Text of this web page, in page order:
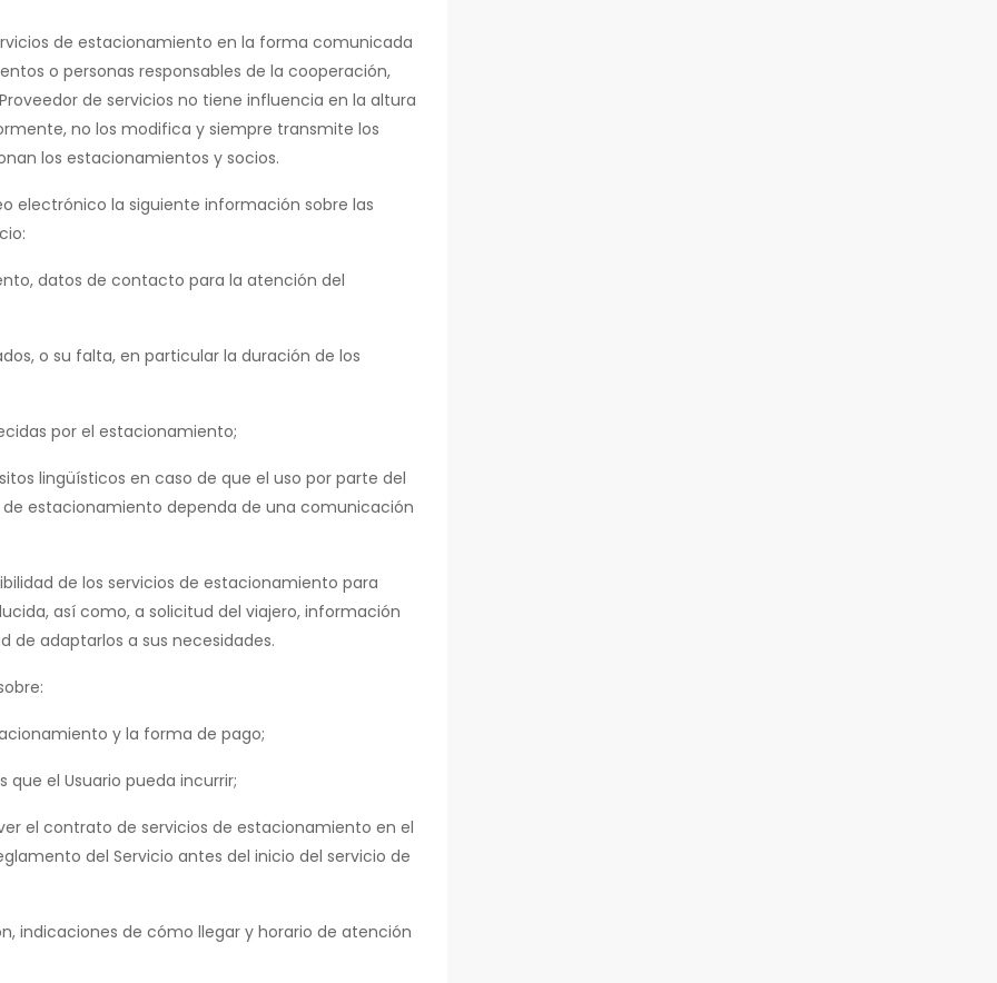
de estacionamiento en la forma comunicada
o personas responsables de la cooperación,
de servicios no tiene influencia en la altura
no los modifica y siempre transmite los
los estacionamientos y socios.
electrónico la siguiente información sobre las
datos de contacto para la atención del
o su falta, en particular la duración de los
por el estacionamiento;
lingüísticos en caso de que el uso por parte del
de estacionamiento dependa de una comunicación
de los servicios de estacionamiento para
así como, a solicitud del viajero, información
de adaptarlos a sus necesidades.
y la forma de pago;
el Usuario pueda incurrir;
el contrato de servicios de estacionamiento en el
del Servicio antes del inicio del servicio de
indicaciones de cómo llegar y horario de atención